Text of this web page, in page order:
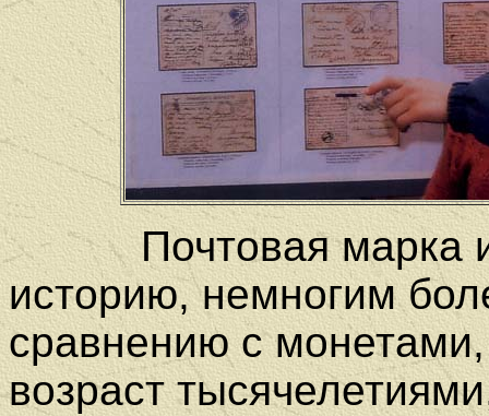
Почтовая марка
историю, немногим
сравнению с
возраст